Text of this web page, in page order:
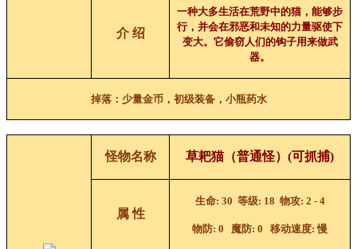
介 绍
一种大多生活在荒野中的猫，能够步
行，并会在邪恶和未知的力量驱使下
变大。它偷窃人们的钩子用来做武
器。
掉落：少量金币，初级装备，小瓶药水
怪物名称 草耙猫（普通怪） (可抓捕)
属 性
生命: 30 等级: 18 物攻: 2 - 4
物防: 0 魔防: 0 移动速度:慢